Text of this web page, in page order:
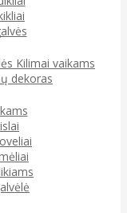
Kilimai vaikams
dekoras